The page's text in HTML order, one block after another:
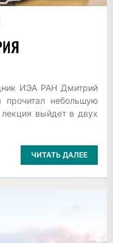
ИЭА РАН Дмитрий
прочитал небольшую
выйдет в двух
ЧИТАТЬ ДАЛЕЕ